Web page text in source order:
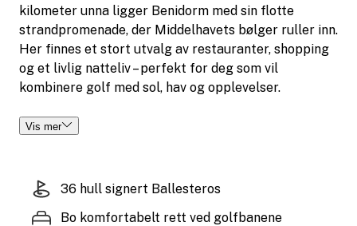
kilometer unna ligger Benidorm med sin flotte
strandpromenade, der Middelhavets bølger ruller inn.
Her finnes et stort utvalg av restauranter, shopping
og et livlig natteliv – perfekt for deg som vil
kombinere golf med sol, hav og opplevelser.
Vis mer
36 hull signert Ballesteros
Bo komfortabelt rett ved golfbanene